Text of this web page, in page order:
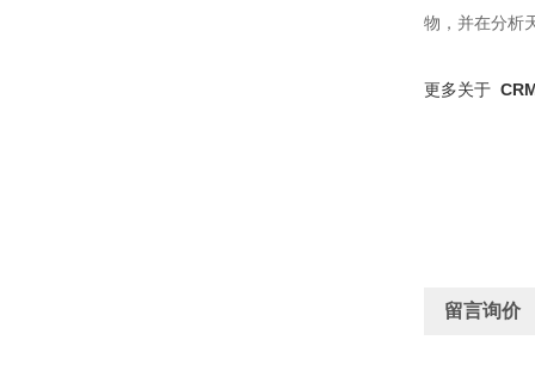
物，并在分析
更多关于
留言询价